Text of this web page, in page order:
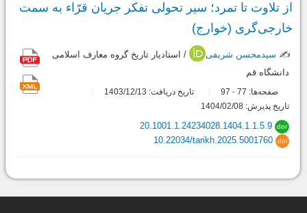
از تلاوت تا تمرد؛ سیر تحولی تفکر جریان قرّاء به سمت
خارجی‌گری (خوارج)
✍️ سیدمحسن شریفی
/ استادیار تاریخ گروه معارف اسلامی
دانشگاه قم
صفحه‌ها: 77
-
تاریخ دریافت: 1403/12/13
تاریخ پذیرش: 1404/02/08
dor
20.1001.1.24234028.1404.1.1.5.9
doi
10.22034/tarikh.2025.5001760